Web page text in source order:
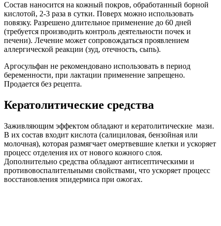
Состав наносится на кожный покров, обработанный борной
кислотой, 2-3 раза в сутки. Поверх можно использовать
повязку. Разрешено длительное применение до 60 дней
(требуется производить контроль деятельности почек и
печени). Лечение может сопровождаться проявлением
аллергической реакции (зуд, отечность, сыпь).
Аргосульфан не рекомендовано использовать в период
беременности, при лактации применение запрещено.
Продается без рецепта.
Кератолитические средства
Заживляющим эффектом обладают и кератолитические мази.
В их состав входит кислота (салициловая, бензойная или
молочная), которая размягчает омертвевшие клетки и ускоряет
процесс отделения их от нового кожного слоя.
Дополнительно средства обладают антисептическими и
противовоспалительными свойствами, что ускоряет процесс
восстановления эпидермиса при ожогах.